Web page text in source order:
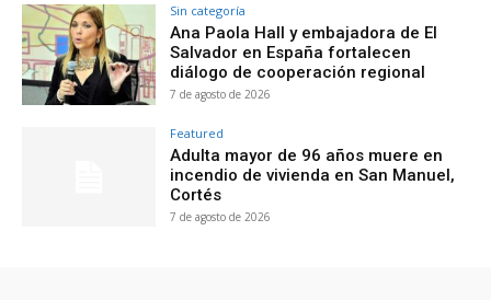
Sin categoría
Ana Paola Hall y embajadora de El
Salvador en España fortalecen
diálogo de cooperación regional
7 de agosto de 2026
Featured
Adulta mayor de 96 años muere en
incendio de vivienda en San Manuel,
Cortés
7 de agosto de 2026